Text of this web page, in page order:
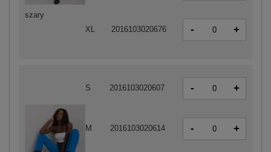
S 2016103020607 - +
M 2016103020614 - +
szary
XL 2016103020676 - +